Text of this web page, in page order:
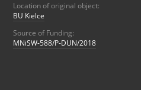
Location of original object:
BU Kielce
Source of Funding:
MNiSW-588/P-DUN/2018